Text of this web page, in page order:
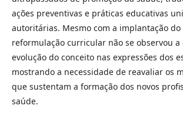
ações preventivas e práticas educativas
autoritárias. Mesmo com a implantação do
reformulação curricular não se observou
evolução do conceito nas expressões dos
mostrando a necessidade de reavaliar os
que sustentam a formação dos novos
saúde.